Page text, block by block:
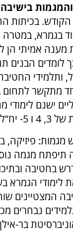
הקודש. בכיתות
בגמרא,
מענה אמיתי הן
לומדים הבנים
מתקשר לתחום
ישנם
יח”ל.
פיזיקה,
תיפתח מגמה
בחטיבה
לימודי הגמרא
המצטיינים
2000 ”, ותלמידים
בר-